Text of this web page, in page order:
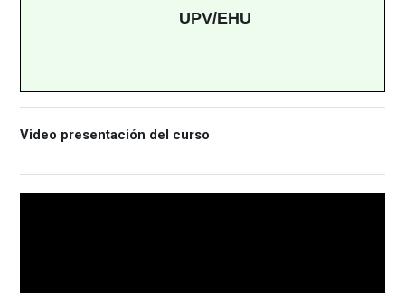
UPV/EHU
Video presentación del curso